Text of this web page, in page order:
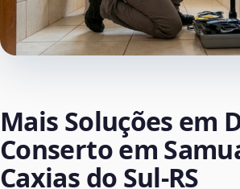
Mais Soluções em
Conserto em
Caxias do Sul‑RS